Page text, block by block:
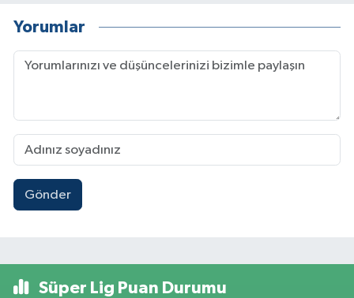
Yorumlar
Gönder
Süper Lig Puan Durumu